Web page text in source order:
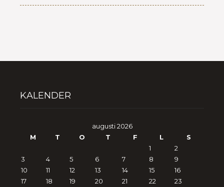
KALENDER
augusti 2026
M
T O T F L
S
1
2
3
4 5 6 7 8
9
10
11 12 13 14 15
16
17
18 19 20 21 22
23